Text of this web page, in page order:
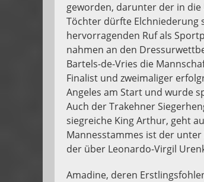
geworden, darunter der in die
Töchter dürfte Elchniederung
hervorragenden Ruf als
nahmen an den
Bartels-de-Vries die
Finalist und zweimaliger
Angeles am Start und wurde
Auch der Trakehner
siegreiche King Arthur, geht
Mannesstammes ist der
der über Leonardo-Virgil
Amadine, deren